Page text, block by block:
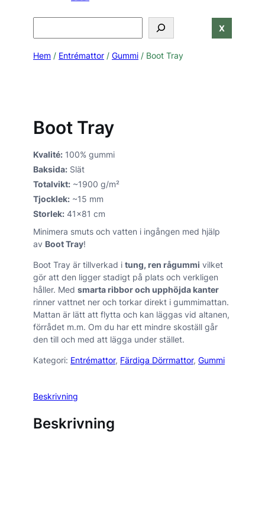
X
Hem / Entrémattor / Gummi / Boot Tray
Boot Tray
Kvalité: 100% gummi
Baksida: Slät
Totalvikt: ~1900 g/m²
Tjocklek: ~15 mm
Storlek: 41×81 cm
Minimera smuts och vatten i ingången med hjälp
av Boot Tray!
Boot Tray är tillverkad i tung, ren rågummi vilket
gör att den ligger stadigt på plats och verkligen
håller. Med smarta ribbor och upphöjda kanter
rinner vattnet ner och torkar direkt i gummimattan.
Mattan är lätt att flytta och kan läggas vid altanen,
förrådet m.m. Om du har ett mindre skoställ går
den till och med att lägga under stället.
Kategori: Entrémattor, Färdiga Dörrmattor, Gummi
Beskrivning
Beskrivning